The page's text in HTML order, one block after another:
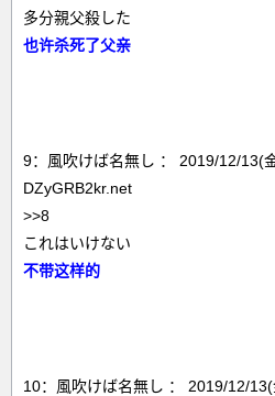
多分親父殺した
也许杀死了父亲
9：風吹けば名無し ： 2019/12/13(
DZyGRB2kr.net
>>8
これはいけない
不带这样的
10：風吹けば名無し ： 2019/12/13(